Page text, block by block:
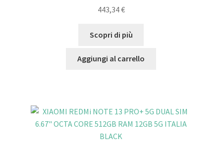
443,34€
Scopri di più
Aggiungi al carrello